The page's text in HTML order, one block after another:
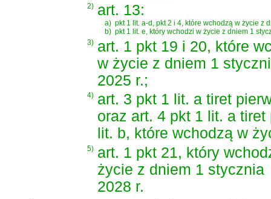
2) art. 13:
a) pkt 1 lit. a-d, pkt 2 i 4, które wchodzą w życie z
b) pkt 1 lit. e, który wchodzi w życie z dniem 1
3) art. 1 pkt 19 i 20, które
w życie z dniem 1
2025 r.;
4) art. 3 pkt 1 lit. a tiret
oraz art. 4 pkt 1 lit. a
lit. b, które wchodzą w
5) art. 1 pkt 21, który
życie z dniem 1 stycznia
2028 r.